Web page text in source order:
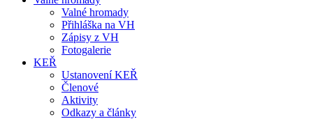
Valné hromady
Přihláška na VH
Zápisy z VH
Fotogalerie
KEŘ
Ustanovení KEŘ
Členové
Aktivity
Odkazy a články